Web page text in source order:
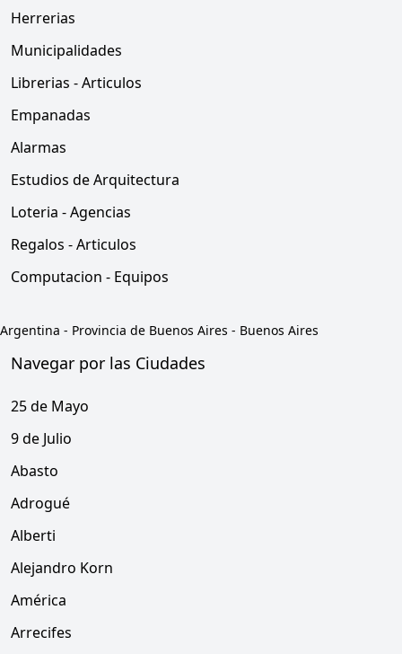
Herrerias
Municipalidades
Librerias - Articulos
Empanadas
Alarmas
Estudios de Arquitectura
Loteria - Agencias
Regalos - Articulos
Computacion - Equipos
Argentina - Provincia de Buenos Aires - Buenos Aires
Navegar por las Ciudades
25 de Mayo
9 de Julio
Abasto
Adrogué
Alberti
Alejandro Korn
América
Arrecifes